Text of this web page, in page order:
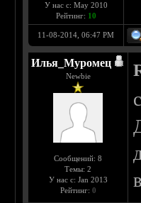
У нас с: May 2010
Рейтинг: 10
11-08-2014, 06:47 PM
Илья_Муромец
Newbie
Сообщений: 8
Темы: 2
У нас с: Jan 2013
Рейтинг: 0